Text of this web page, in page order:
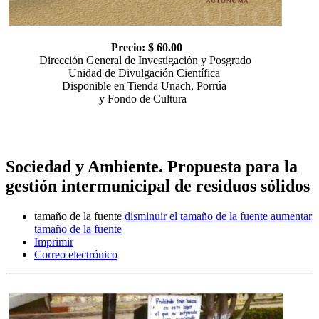
Precio: $ 60.00
Dirección General de Investigación y Posgrado
Unidad de Divulgación Científica
Disponible en Tienda Unach, Porrúa
y Fondo de Cultura
Sociedad y Ambiente. Propuesta para la
gestión intermunicipal de residuos sólidos
tamaño de la fuente disminuir el tamaño de la fuente aumentar
tamaño de la fuente
Imprimir
Correo electrónico